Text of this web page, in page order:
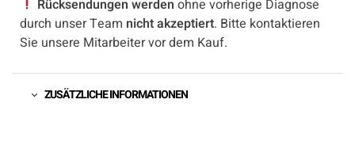
Rücksendungen werden ohne vorherige Diagnose
durch unser Team nicht akzeptiert. Bitte kontaktieren
Sie unsere Mitarbeiter vor dem Kauf.
ZUSÄTZLICHE INFORMATIONEN